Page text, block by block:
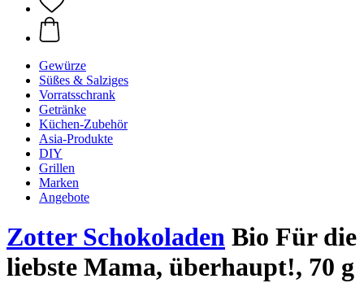
Gewürze
Süßes & Salziges
Vorratsschrank
Getränke
Küchen-Zubehör
Asia-Produkte
DIY
Grillen
Marken
Angebote
Zotter Schokoladen Bio Für die
liebste Mama, überhaupt!, 70 g